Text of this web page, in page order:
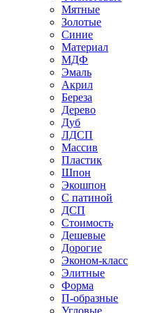
Мятные
Золотые
Синие
Материал
МДФ
Эмаль
Акрил
Береза
Дерево
Дуб
ЛДСП
Массив
Пластик
Шпон
Экошпон
С патиной
ДСП
Стоимость
Дешевые
Дорогие
Эконом-класс
Элитные
Форма
П-образные
Угловые